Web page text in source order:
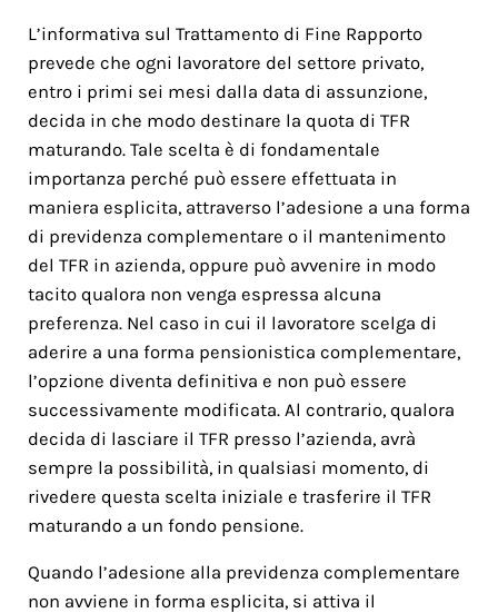
L’informativa sul Trattamento di Fine Rapporto
prevede che ogni lavoratore del settore privato,
entro i primi sei mesi dalla data di assunzione,
decida in che modo destinare la quota di TFR
maturando. Tale scelta è di fondamentale
importanza perché può essere effettuata in
maniera esplicita, attraverso l’adesione a una forma
di previdenza complementare o il mantenimento
del TFR in azienda, oppure può avvenire in modo
tacito qualora non venga espressa alcuna
preferenza. Nel caso in cui il lavoratore scelga di
aderire a una forma pensionistica complementare,
l’opzione diventa definitiva e non può essere
successivamente modificata. Al contrario, qualora
decida di lasciare il TFR presso l’azienda, avrà
sempre la possibilità, in qualsiasi momento, di
rivedere questa scelta iniziale e trasferire il TFR
maturando a un fondo pensione.
Quando l’adesione alla previdenza complementare
non avviene in forma esplicita, si attiva il